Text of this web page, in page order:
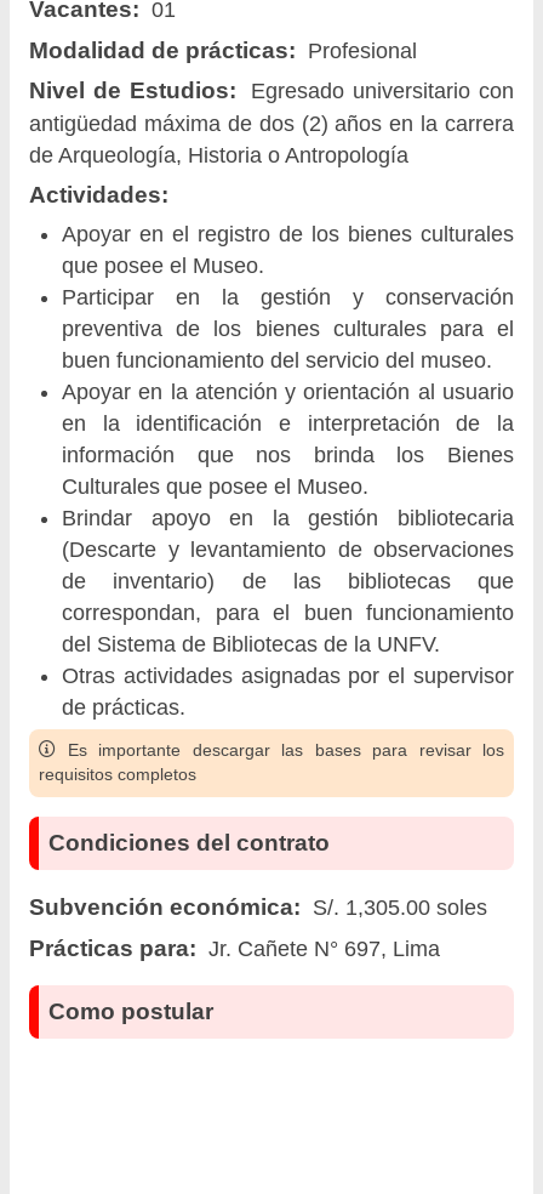
Vacantes: 01
Modalidad de prácticas: Profesional
Nivel de Estudios:
Egresado universitario con
antigüedad máxima de dos (2) años en la carrera
de Arqueología, Historia o Antropología
Actividades:
Apoyar en el registro de los bienes culturales
que posee el Museo.
Participar en la gestión y conservación
preventiva de los bienes culturales para el
buen funcionamiento del servicio del museo.
Apoyar en la atención y orientación al usuario
en la identificación e interpretación de la
información que nos brinda los Bienes
Culturales que posee el Museo.
Brindar apoyo en la gestión bibliotecaria
(Descarte y levantamiento de observaciones
de inventario) de las bibliotecas que
correspondan, para el buen funcionamiento
del Sistema de Bibliotecas de la UNFV.
Otras actividades asignadas por el supervisor
de prácticas.
Es importante descargar las bases para revisar los
requisitos completos
Condiciones del contrato
Subvención económica: S/. 1,305.00 soles
Prácticas para: Jr. Cañete N° 697, Lima
Como postular